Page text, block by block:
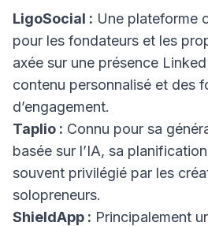
LigoSocial : Une plateforme
pour les fondateurs et les
axée sur une présence
contenu personnalisé et des
d’engagement.
Taplio : Connu pour sa
basée sur l’IA, sa
souvent privilégié par les
solopreneurs.
ShieldApp : Principalement